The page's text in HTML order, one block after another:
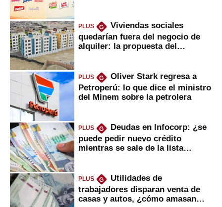
PLUS G
Viviendas sociales
quedarían fuera del negocio de
alquiler: la propuesta del
PLUS G
Oliver Stark regresa a
Petroperú: lo que dice el ministro
del Minem sobre la petrolera
PLUS G
Deudas en Infocorp: ¿se
puede pedir nuevo crédito
mientras se sale de la lista
PLUS G
Utilidades de
trabajadores disparan venta de
casas y autos, ¿cómo amasan